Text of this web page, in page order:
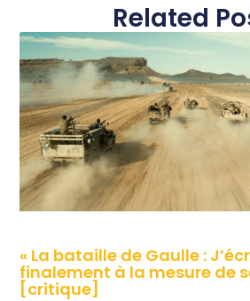
Related
« La bataille de Gaulle :
finalement à la mesure de
[critique]